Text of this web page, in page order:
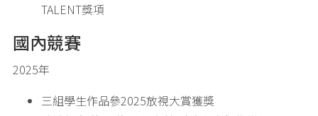
TALENT獎項
國內競賽
2025年
三組學生作品參2025放視大賞獲獎